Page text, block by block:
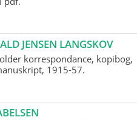
JENSEN LANGSKOV
korrespondance, kopibog,
1915-57.